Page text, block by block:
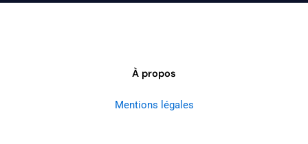
À propos
Mentions légales